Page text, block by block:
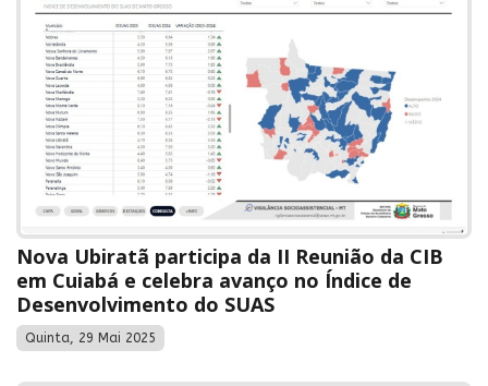
Nova Ubiratã participa da II Reunião da CIB
em Cuiabá e celebra avanço no Índice de
Desenvolvimento do SUAS
Quinta, 29 Mai 2025